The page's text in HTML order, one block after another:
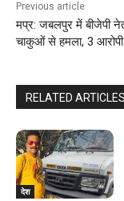
Previous article
मप्र: जबलपुर में बीजेपी
चाकुओं से हमला, 3 आरोपी
RELATED ARTICLES
देश